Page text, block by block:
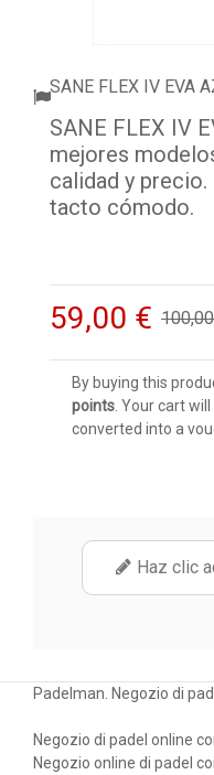
SANE FLEX IV EVA
SANE FLEX IV
mejores
calidad y
tacto cómodo.
59,00 €
By buying this
points . Your cart
converted into a
Haz clic
Padelman. Negozio di
Negozio di padel online
Negozio online di padel